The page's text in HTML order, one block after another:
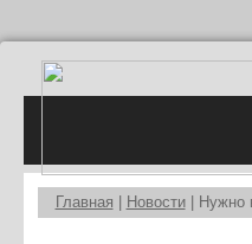
Главная Новости| Нужно